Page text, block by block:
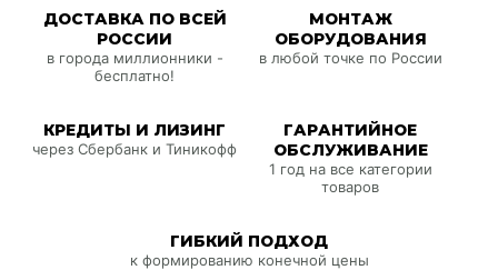
ДОСТАВКА ПО ВСЕЙ
РОССИИ
в города миллионники -
бесплатно!
МОНТАЖ
ОБОРУДОВАНИЯ
в любой точке по России
КРЕДИТЫ И ЛИЗИНГ
через Сбербанк и Тиникофф
ГАРАНТИЙНОЕ
ОБСЛУЖИВАНИЕ
1 год на все категории
товаров
ГИБКИЙ ПОДХОД
к формированию конечной цены